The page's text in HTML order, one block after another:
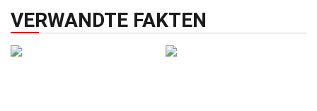
VERWANDTE FAKTEN